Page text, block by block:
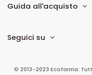
Guida all'acquisto
Seguici su
© 2013-2023 Ecofarma.